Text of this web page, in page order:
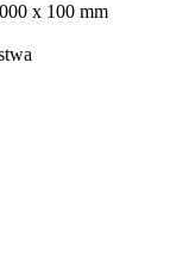
x 100 mm